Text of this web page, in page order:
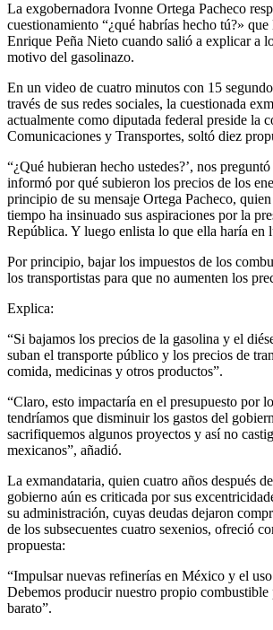
La exgobernadora Ivonne Ortega Pacheco
cuestionamiento “¿qué habrías hecho tú?»
Enrique Peña Nieto cuando salió a explicar a
motivo del gasolinazo.
En un video de cuatro minutos con 15
través de sus redes sociales, la cuestionada
actualmente como diputada federal preside la
Comunicaciones y Transportes, soltó diez
“¿Qué hubieran hecho ustedes?’, nos
informó por qué subieron los precios de los
principio de su mensaje Ortega Pacheco,
tiempo ha insinuado sus aspiraciones por la
República. Y luego enlista lo que ella haría en
Por principio, bajar los impuestos de los
los transportistas para que no aumenten los
Explica:
“Si bajamos los precios de la gasolina y el
suban el transporte público y los precios de
comida, medicinas y otros productos”.
“Claro, esto impactaría en el presupuesto por
tendríamos que disminuir los gastos del
sacrifiquemos algunos proyectos y así no
mexicanos”, añadió.
La exmandataria, quien cuatro años después
gobierno aún es criticada por sus
su administración, cuyas deudas dejaron
de los subsecuentes cuatro sexenios, ofreció
propuesta:
“Impulsar nuevas refinerías en México y el
Debemos producir nuestro propio combustible
barato”.